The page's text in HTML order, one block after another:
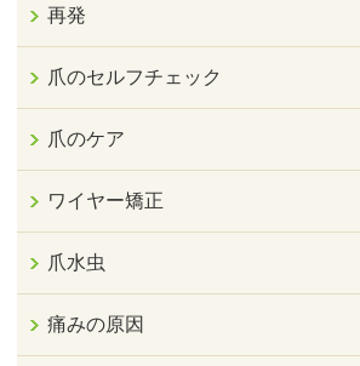
再発
爪のセルフチェック
爪のケア
ワイヤー矯正
爪水虫
痛みの原因